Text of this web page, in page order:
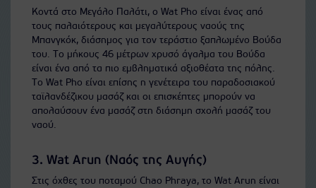
Κοντά στο Μεγάλο Παλάτι, ο Wat Pho είναι ένας από
τους παλαιότερους και μεγαλύτερους ναούς της
Μπανγκόκ, διάσημος για τον τεράστιο ξαπλωμένο Βούδα
του. Το μήκους 46 μέτρων χρυσό άγαλμα του Βούδα
είναι ένα από τα πιο εμβληματικά αξιοθέατα της πόλης.
Το Wat Pho είναι επίσης η γενέτειρα του παραδοσιακού
ταϊλανδέζικου μασάζ και οι επισκέπτες μπορούν να
απολαύσουν ένα μασάζ στη διάσημη σχολή μασάζ του
ναού.
3. Wat Arun (Ναός της Αυγής)
Στις όχθες του ποταμού Chao Phraya, το Wat Arun είναι